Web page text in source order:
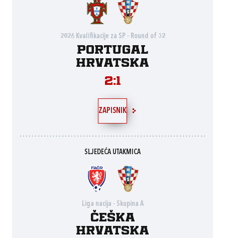
2026 Kvalifikacije za SP - Round of 32
Portugal
Hrvatska
2:1
ZAPISNIK
SLJEDEĆA UTAKMICA
Liga nacija - Skupina A
Češka
Hrvatska